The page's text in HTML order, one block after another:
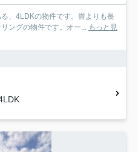
、4LDKの物件です。畳よりも長
ングの物件です。オー... もっと見